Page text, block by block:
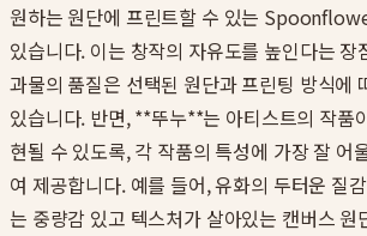
원하는 원단에 프린트할 수 있는
있습니다. 이는 창작의 자유도를 높인다는 장
과물의 품질은 선택된 원단과 프린팅 방식에
있습니다. 반면, **뚜누**는 아티스트의 작품
현될 수 있도록, 각 작품의 특성에 가장 잘 어
여 제공합니다. 예를 들어, 유화의 두터운 질
는 중량감 있고 텍스처가 살아있는 캔버스 원